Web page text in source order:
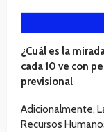
¿Cuál es la
cada 10 ve con
previsional
Adicionalmente,
Recursos